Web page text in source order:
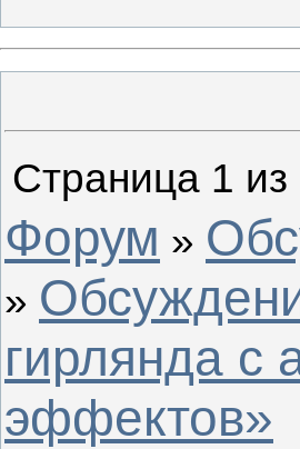
Страница 1 из
Форум »
»
гирлянда с
эффектов»